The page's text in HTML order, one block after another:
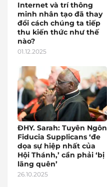
Internet và trí thông
minh nhân tạo đã thay
đổi cách chúng ta tiếp
thu kiến thức như thế
nào?
01.12.2025
ĐHY. Sarah: Tuyên Ngôn
Fiducia Supplicans ‘đe
dọa sự hiệp nhất của
Hội Thánh,’ cần phải ‘bị
lãng quên’
26.10.2025